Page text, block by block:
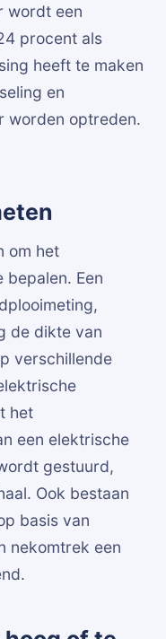
wordt een
procent als
heeft te maken
en
worden optreden.
om het
Een
de dikte van
verschillende
het
een elektrische
gestuurd,
Ook bestaan
basis van
nekomtrek een